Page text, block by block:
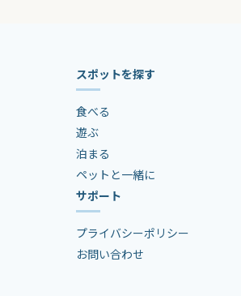
スポットを探す
食べる
遊ぶ
泊まる
ペットと一緒に
サポート
プライバシーポリシー
お問い合わせ